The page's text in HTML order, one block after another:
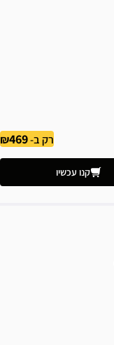
רק ב-469
קנו עכשיו